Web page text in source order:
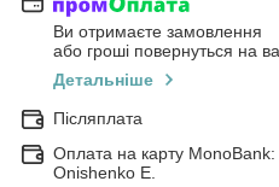
Ви отримаєте замовлення
або гроші повернуться на
Детальніше
Післяплата
Оплата на карту
Onishenko E.